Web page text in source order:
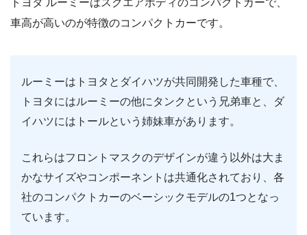
車高が高いのが特徴のコンパクトカーです。
ルーミーはトヨタとダイハツが共同開発した車種で、
トヨタにはルーミーの他にタンクという兄弟車と、ダ
イハツにはトールという姉妹車があります。
これらはフロントマスクのデザインが違う以外は大ま
かなサイズやコンポーネントは共通化されており、各
社のコンパクトカーのベーシックモデルの1つとなっ
ています。